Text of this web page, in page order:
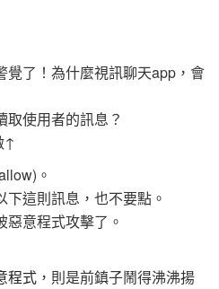
覺了！為什麼視訊聊天app，會
使用者的訊息？
↑
。
這則訊息，也不要點。
意程式攻擊了。
程式 ，則是前鎮子鬧得沸沸揚